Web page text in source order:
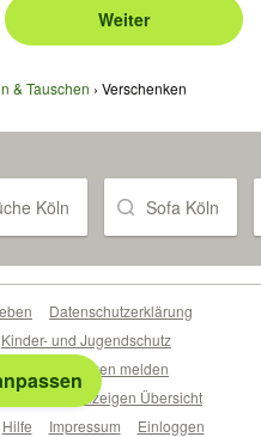
Weiter
& Tauschen Verschenken
Köln Sofa Köln
Datenschutzerklärung
Kinder- und Jugendschutz
Sicherheitslücken melden
Suchen
Anzeigen Übersicht
Hilfe Impressum Einloggen